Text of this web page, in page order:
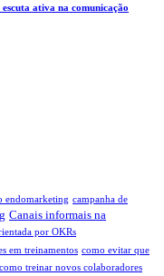
ativa na comunicação
endomarketing campanha de
Canais informais na
por OKRs
em treinamentos como evitar que
como treinar novos colaboradores